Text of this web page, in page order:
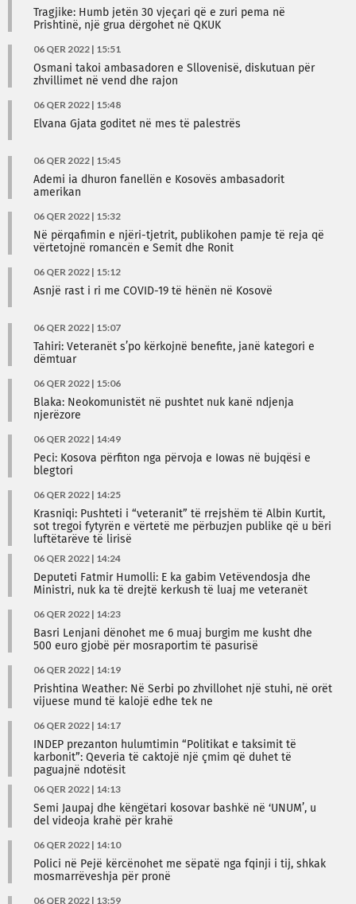
Tragjike: Humb jetën 30 vjeçari që e zuri pema në
Prishtinë, një grua dërgohet në QKUK
06 QER 2022 | 15:51
Osmani takoi ambasadoren e Sllovenisë, diskutuan për
zhvillimet në vend dhe rajon
06 QER 2022 | 15:48
Elvana Gjata goditet në mes të palestrës
06 QER 2022 | 15:45
Ademi ia dhuron fanellën e Kosovës ambasadorit
amerikan
06 QER 2022 | 15:32
Në përqafimin e njëri-tjetrit, publikohen pamje të reja që
vërtetojnë romancën e Semit dhe Ronit
06 QER 2022 | 15:12
Asnjë rast i ri me COVID-19 të hënën në Kosovë
06 QER 2022 | 15:07
Tahiri: Veteranët s’po kërkojnë benefite, janë kategori e
dëmtuar
06 QER 2022 | 15:06
Blaka: Neokomunistët në pushtet nuk kanë ndjenja
njerëzore
06 QER 2022 | 14:49
Peci: Kosova përfiton nga përvoja e Iowas në bujqësi e
blegtori
06 QER 2022 | 14:25
Krasniqi: Pushteti i “veteranit” të rrejshëm të Albin Kurtit,
sot tregoi fytyrën e vërtetë me përbuzjen publike që u bëri
luftëtarëve të lirisë
06 QER 2022 | 14:24
Deputeti Fatmir Humolli: E ka gabim Vetëvendosja dhe
Ministri, nuk ka të drejtë kerkush të luaj me veteranët
06 QER 2022 | 14:23
Basri Lenjani dënohet me 6 muaj burgim me kusht dhe
500 euro gjobë për mosraportim të pasurisë
06 QER 2022 | 14:19
Prishtina Weather: Në Serbi po zhvillohet një stuhi, në orët
vijuese mund të kalojë edhe tek ne
06 QER 2022 | 14:17
INDEP prezanton hulumtimin “Politikat e taksimit të
karbonit”: Qeveria të caktojë një çmim që duhet të
paguajnë ndotësit
06 QER 2022 | 14:13
Semi Jaupaj dhe këngëtari kosovar bashkë në ‘UNUM’, u
del videoja krahë për krahë
06 QER 2022 | 14:10
Polici në Pejë kërcënohet me sëpatë nga fqinji i tij, shkak
mosmarrëveshja për pronë
06 QER 2022 | 13:59